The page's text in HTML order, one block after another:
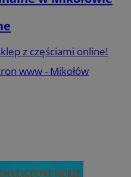
z częściami online!
www - Mikołów